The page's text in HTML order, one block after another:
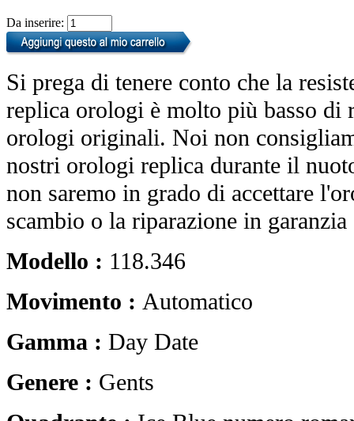
Da inserire:
Si prega di tenere conto che la
replica orologi è molto più basso di
orologi originali. Noi non
nostri orologi replica durante il
non saremo in grado di accettare
scambio o la riparazione in
Modello : 118.346
Movimento : Automatico
Gamma : Day Date
Genere : Gents